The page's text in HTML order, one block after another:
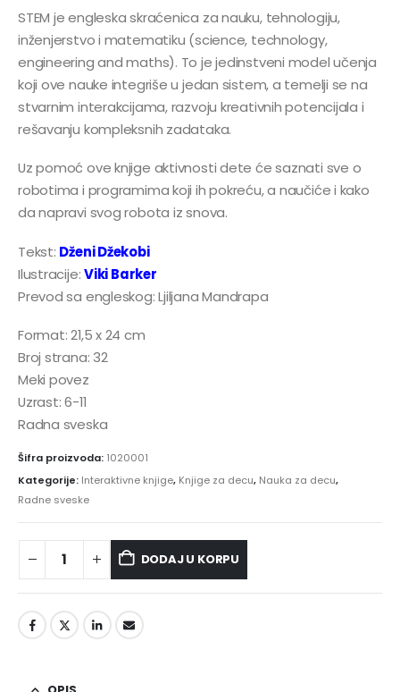
STEM je engleska skraćenica za nauku, tehnologiju,
inženjerstvo i matematiku (science, technology,
engineering and maths). To je jedinstveni model učenja
koji ove nauke integriše u jedan sistem, a temelji se na
stvarnim interakcijama, razvoju kreativnih potencijala i
rešavanju kompleksnih zadataka.
Uz pomoć ove knjige aktivnosti dete će saznati sve o
robotima i programima koji ih pokreću, a naučiće i kako
da napravi svog robota iz snova.
Tekst: Dženi Džekobi
Ilustracije:Viki Barker
Prevod sa engleskog: Ljiljana Mandrapa
Format: 21,5 x 24 cm
Broj strana: 32
Meki povez
Uzrast: 6-11
Radna sveska
Šifra proizvoda: 1020001
Kategorije: Interaktivne knjige, Knjige za decu, Nauka za decu,
Radne sveske
DODAJ U KORPU
Alternative: